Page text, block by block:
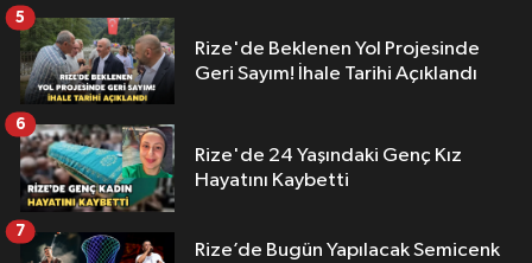
Rize'de Beklenen Yol Projesinde
Geri Sayım! İhale Tarihi Açıklandı
5
Rize'de 24 Yaşındaki Genç Kız
Hayatını Kaybetti
6
Rize’de Bugün Yapılacak Semicenk
7